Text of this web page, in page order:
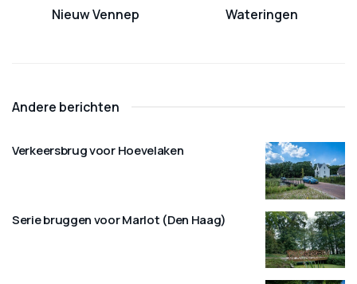
Nieuw Vennep
Wateringen
Andere berichten
Verkeersbrug voor Hoevelaken
Serie bruggen voor Marlot (Den Haag)